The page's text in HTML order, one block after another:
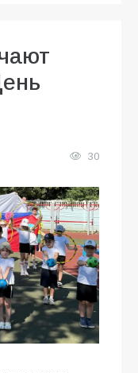
30